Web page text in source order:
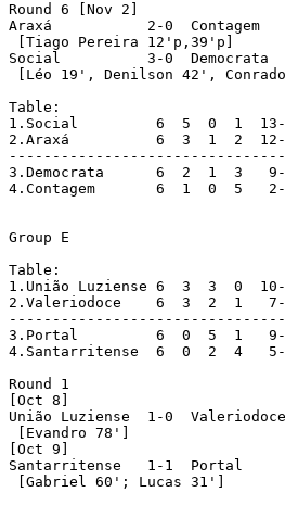
Round 6	[Nov 2]
Araxá		2-0  Contagem		[Att.: 1.487]
[Tiago Pereira 12'p,39'p]
Social		3-0  Democrata		[Att.: 375]
[Léo 19', Denilson 42',
Table:
1.Social	 6  5  0  1  13- 5  15	Qualified
2.Araxá		 6  3  1  2  12- 9  10	Qualified
3.Democrata	 6  2  1  3   9-11   7
4.Contagem	 6  1  0  5   2-11   3
Group E
Table:
1.União Luziense 6  3  3  0  10- 5  12
2.Valeriodoce	 6  3  2  1   7- 4  11	Qualified
3.Portal	 6  0  5  1   9-10   5
4.Santarritense	 6  0  2  4   5-12   2
Round 1
[Oct 8]
União Luziense	1-0  Valeriodoce	[Att.: 63]
[Evandro 78']
[Oct 9]
Santarritense	1-1  Portal		[Att.: 296]
[Gabriel 60'; Lucas 31']